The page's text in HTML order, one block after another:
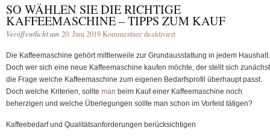
SO WÄHLEN SIE DIE RICHTIGE
KAFFEEMASCHINE – TIPPS ZUM KAUF
Veröffentlicht am 20. Juni 2019Kommentare deaktiviertfür
wählen
Sie
die
richtige
Kaffeemaschine
Tipps
Die Kaffeemaschine gehört mittlerweile zur Grundausstattung in jedem Haushalt.
Doch wer sich eine neue Kaffeemaschine kaufen möchte, der stellt sich zunächst
die Frage welche Kaffeemaschine zum eigenen Bedarfsprofil überhaupt passt.
Doch welche Kriterien, sollte man beim Kauf einer Kaffeemaschine noch
beherzigen und welche Überlegungen sollte man schon im Vorfeld tätigen?
Kaffeebedarf und Qualitätsanforderungen berücksichtigen